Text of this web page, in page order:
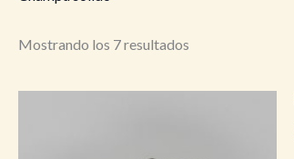
Mostrando los 7 resultados